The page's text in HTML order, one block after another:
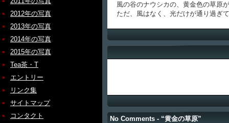
2012年の写真
2013年の写真
2014年の写真
2015年の写真
Tea茶・T
エントリー
リンク集
サイトマップ
コンタクト
風の谷のナウシカの、黄金色の草原
ただ、風はなく、光だけが通り過ぎ
No Comments - “黄金の草原”